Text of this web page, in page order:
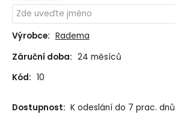
Výrobce: Radema
Záruční doba: 24 měsíců
Kód: 10
Dostupnost: K odeslání do 7 prac. dnů